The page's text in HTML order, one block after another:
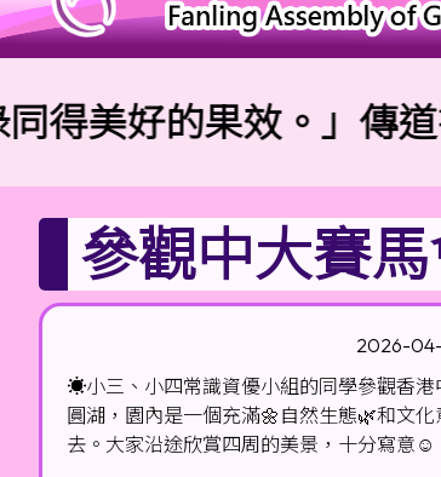
好的果效。」傳道書
參觀中大賽
2026-
☀️小三、小四常識資優小組的同學參觀香港
圓湖，園內是一個充滿🌼自然生態🌿和文
去。大家沿途欣賞四周的美景，十分寫意☺️